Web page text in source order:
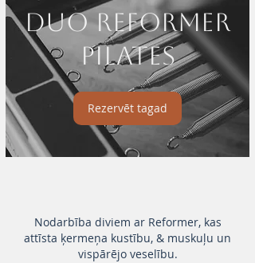
DUO Reformer
Pilates
Rezervēt tagad
Nodarbība diviem ar Reformer, kas
attīsta ķermeņa kustību, & muskuļu un
vispārējo veselību.